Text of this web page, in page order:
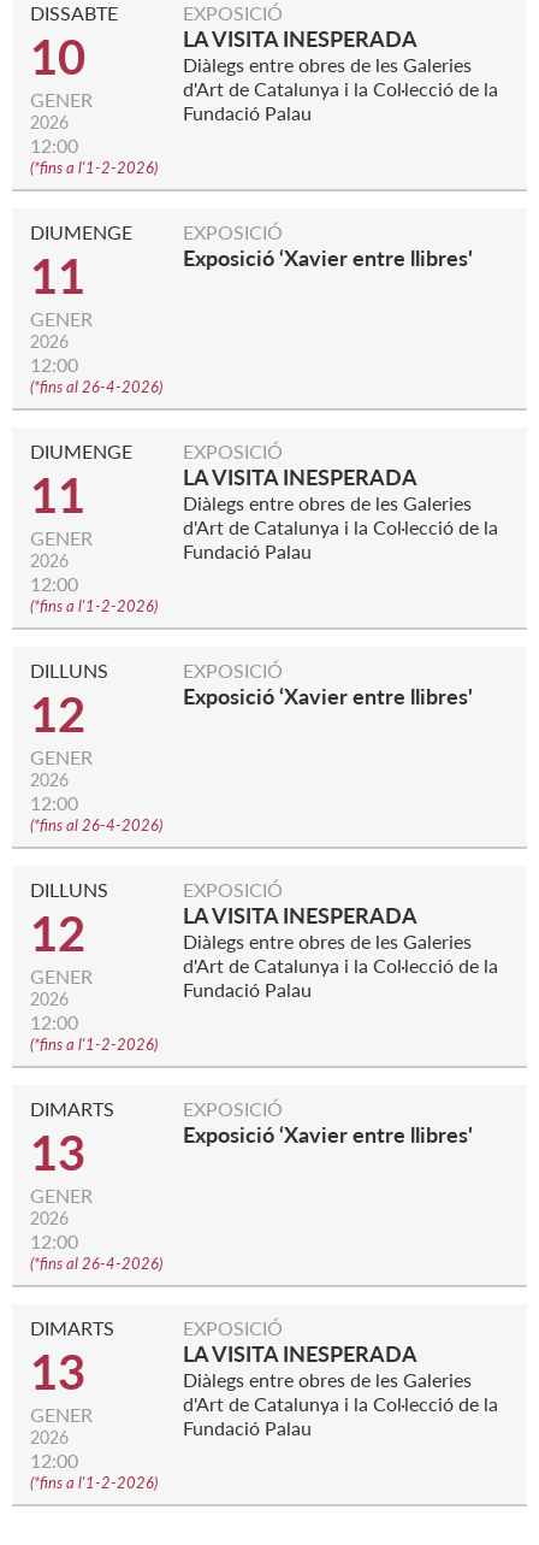
DISSABTE
10
GENER
2026
12:00
(*fins a l'1-2-2026)
EXPOSICIÓ
LA VISITA INESPERADA
Diàlegs entre obres de les Galeries
d'Art de Catalunya i la Col·lecció de la
Fundació Palau
DIUMENGE
11
GENER
2026
12:00
(*fins al 26-4-2026)
EXPOSICIÓ
Exposició ‘Xavier entre llibres'
DIUMENGE
11
GENER
2026
12:00
(*fins a l'1-2-2026)
EXPOSICIÓ
LA VISITA INESPERADA
Diàlegs entre obres de les Galeries
d'Art de Catalunya i la Col·lecció de la
Fundació Palau
DILLUNS
12
GENER
2026
12:00
(*fins al 26-4-2026)
EXPOSICIÓ
Exposició ‘Xavier entre llibres'
DILLUNS
12
GENER
2026
12:00
(*fins a l'1-2-2026)
EXPOSICIÓ
LA VISITA INESPERADA
Diàlegs entre obres de les Galeries
d'Art de Catalunya i la Col·lecció de la
Fundació Palau
DIMARTS
13
GENER
2026
12:00
(*fins al 26-4-2026)
EXPOSICIÓ
Exposició ‘Xavier entre llibres'
DIMARTS
13
GENER
2026
12:00
(*fins a l'1-2-2026)
EXPOSICIÓ
LA VISITA INESPERADA
Diàlegs entre obres de les Galeries
d'Art de Catalunya i la Col·lecció de la
Fundació Palau